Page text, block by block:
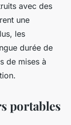
avec des
une
les
durée de
de mises à
portables